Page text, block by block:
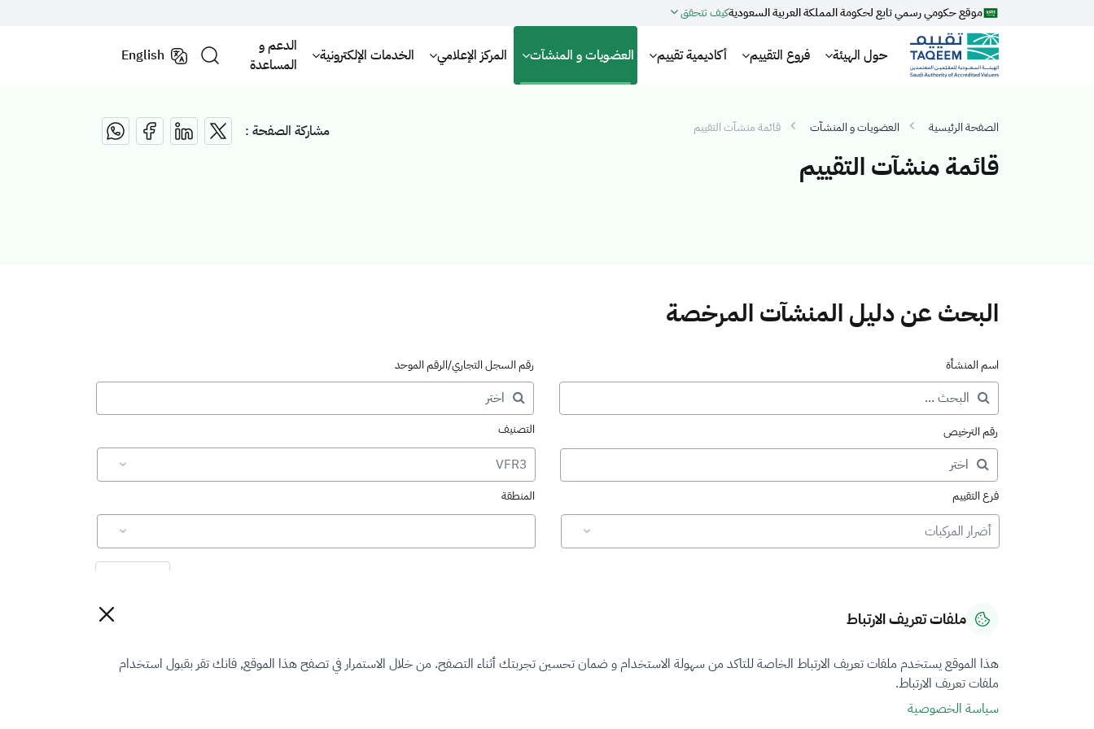
موقع حكومي رسمي تابع لحكومة المملكة العربية السعوديةكيف تتحقق
حول الهيئة فروع التقييم أكاديمية تقييم العضويات و المنشآت المركز الإعلامي الخدمات الإلكترونية
الدعم و
المساعدة
English
الصفحة الرئيسية العضويات و المنشآت قائمة منشآت التقييم مشاركة الصفحة :
قائمة منشآت التقييم
البحث عن دليل المنشآت المرخصة
اسم المنشأة رقم السجل التجاري/الرقم الموحد
رقم الترخيص التصنيف
VFR3
فرع التقييم
أضرار المركبات
المنطقة
ملفات تعريف الارتباط
هذا الموقع يستخدم ملفات تعريف الارتباط الخاصة للتاكد من سهولة الاستخدام و ضمان تحسين تجربتك أثناء التصفح. من خلال الاستمرار في تصفح هذا الموقع, فانك تقر بقبول استخدام
ملفات تعريف الارتباط.
سياسة الخصوصية